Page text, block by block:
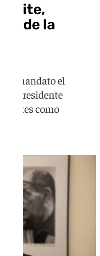
Leite,
de la
mandato el
como